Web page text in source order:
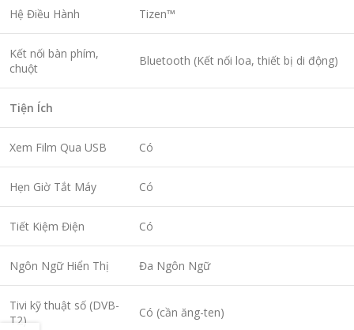
Hệ Điều Hành Tizen™
Kết nối bàn phím,
chuột
Bluetooth (Kết nối loa, thiết bị di động)
Tiện Ích
Xem Film Qua USB Có
Hẹn Giờ Tắt Máy Có
Tiết Kiệm Điện Có
Ngôn Ngữ Hiển Thị Đa Ngôn Ngữ
Tivi kỹ thuật số (DVB-
T2)
Có (cần ăng-ten)